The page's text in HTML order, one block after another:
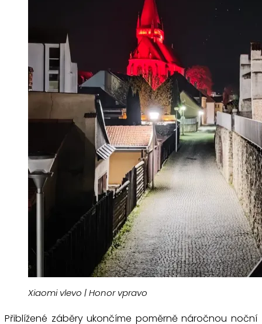
Xiaomi vlevo | Honor vpravo
Přiblížené záběry ukončíme poměrně náročnou noční